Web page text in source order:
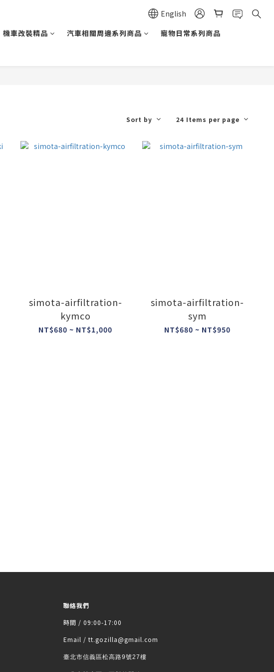
English
機車改裝精品 汽車相關周邊系列商品
寵物日常系列商品
Sort by 24 Items per page
simota-airfiltration-
kymco
NT$680 ~ NT$1,000
simota-airfiltration-
sym
NT$680 ~ NT$950
聯絡我們
時間 / 09:00-17:00
Email / tt.gozilla@gmail.com
臺北市信義區松高路9號27樓